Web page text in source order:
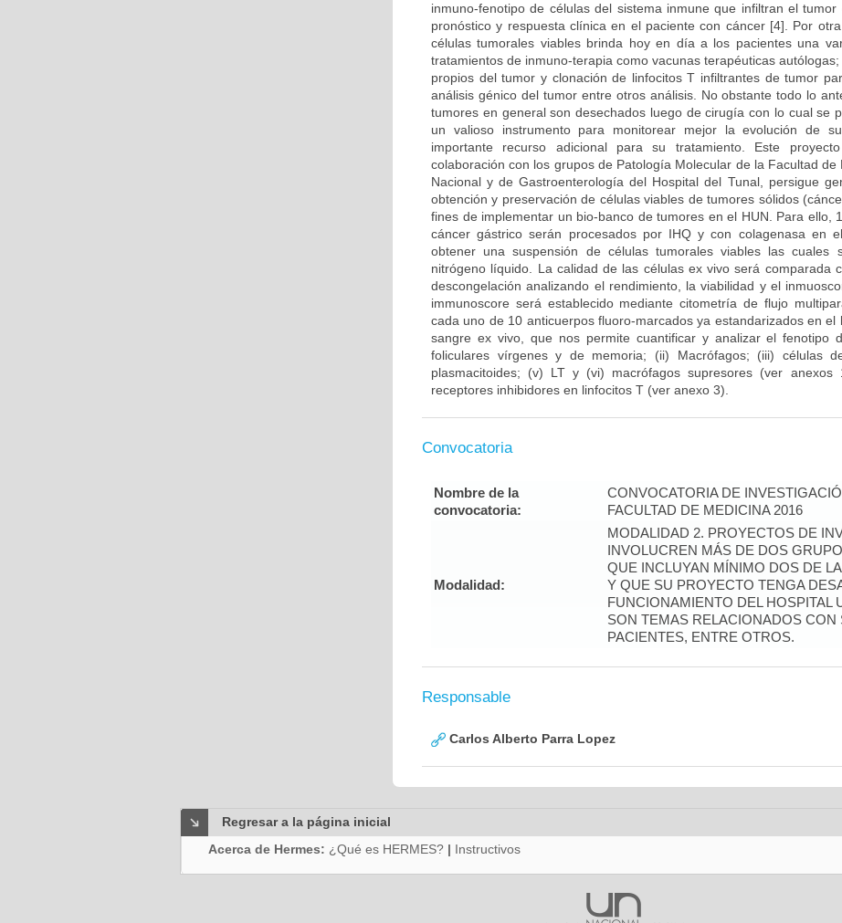
inmuno-fenotipo de células del sistema inmune que infiltran el
pronóstico y respuesta clínica en el paciente con cáncer [4]. Por
células tumorales viables brinda hoy en día a los pacientes una
tratamientos de inmuno-terapia como vacunas terapéuticas
propios del tumor y clonación de linfocitos T infiltrantes de tumor
análisis génico del tumor entre otros análisis. No obstante todo lo
tumores en general son desechados luego de cirugía con lo cual se
un valioso instrumento para monitorear mejor la evolución de
importante recurso adicional para su tratamiento. Este
colaboración con los grupos de Patología Molecular de la Facultad de
Nacional y de Gastroenterología del Hospital del Tunal, persigue
obtención y preservación de células viables de tumores sólidos
fines de implementar un bio-banco de tumores en el HUN. Para ello,
cáncer gástrico serán procesados por IHQ y con colagenasa en
obtener una suspensión de células tumorales viables las cuales
nitrógeno líquido. La calidad de las células ex vivo será comparada
descongelación analizando el rendimiento, la viabilidad y el
immunoscore será establecido mediante citometría de flujo
cada uno de 10 anticuerpos fluoro-marcados ya estandarizados en el
sangre ex vivo, que nos permite cuantificar y analizar el fenotipo
foliculares vírgenes y de memoria; (ii) Macrófagos; (iii) células
plasmacitoides; (v) LT y (vi) macrófagos supresores (ver
receptores inhibidores en linfocitos T (ver anexo 3).
Convocatoria
Nombre de la
convocatoria:
CONVOCATORIA DE
FACULTAD DE MEDICINA 2016
Modalidad:
MODALIDAD 2. PROYECTOS DE
INVOLUCREN MÁS DE DOS
QUE INCLUYAN MÍNIMO DOS DE
Y QUE SU PROYECTO TENGA
FUNCIONAMIENTO DEL HOSPITAL
SON TEMAS RELACIONADOS CON
PACIENTES, ENTRE OTROS.
Responsable
Carlos Alberto Parra Lopez
Regresar a la página inicial
Acerca de Hermes: ¿Qué es HERMES? | Instructivos